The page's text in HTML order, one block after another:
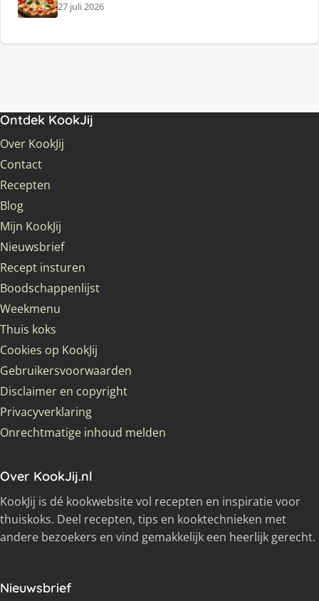
27 juli 2026
Ontdek KookJij
Over KookJij
Contact
Recepten
Blog
Mijn KookJij
Nieuwsbrief
Recept insturen
Boodschappenlijst
Weekmenu
Thuis koks
Cookies op KookJij
Gebruikersvoorwaarden
Disclaimer en copyright
Privacyverklaring
Onrechtmatige inhoud melden
Over KookJij.nl
KookJij is dé kookwebsite vol recepten en inspiratie voor
thuiskoks. Deel recepten, tips en kooktechnieken met
andere bezoekers en vind gemakkelijk een heerlijk gerecht.
Nieuwsbrief